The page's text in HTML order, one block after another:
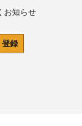
お知らせ